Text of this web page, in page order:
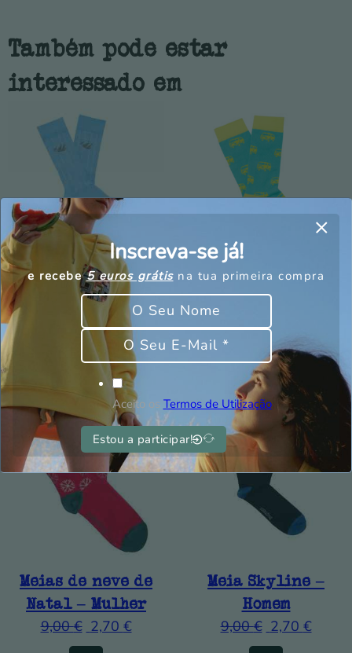
Também pode estar
interessado em
Meias com logótipo
Boat – Homem
€ 2,70€
Proíbe as meias
(copia)
9,00€ 5,40
Meias de neve de
Natal – Mulher
9,00€ 2,70 €
Meia Skyline –
Homem
9,00€ 2,70 €
Inscreva-se já!
e recebe5 euros grátisna tua primeira compra
Aceito os Termos de Utilização
Estou a participar!